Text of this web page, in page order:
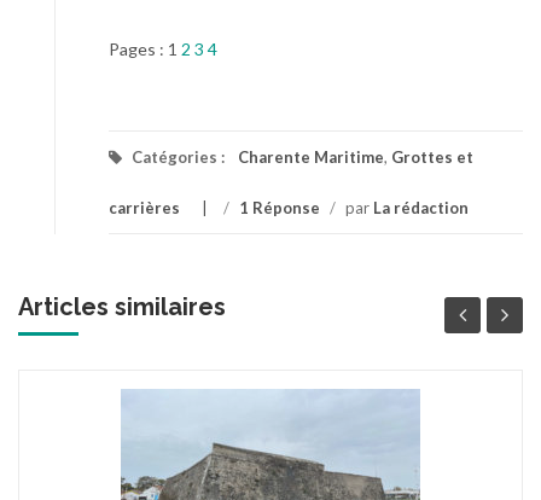
Pages : 1 2 3 4
Catégories : Charente Maritime, Grottes et
carrières / 1 Réponse / par La rédaction
Articles similaires